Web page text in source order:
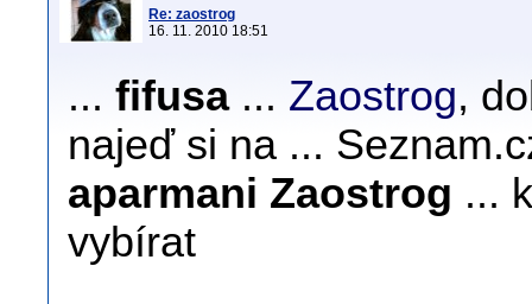
Re: zaostrog
16. 11. 2010 18:51
... fifusa... Zaostrog,
najeď si na ...
aparmani Zaostrog ...
vybírat